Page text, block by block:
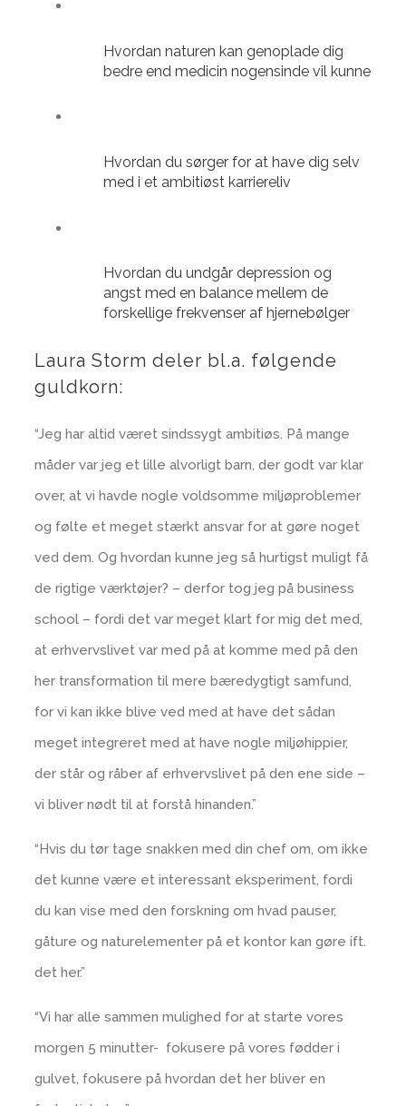
Hvordan naturen kan genoplade dig
bedre end medicin nogensinde vil kunne
Hvordan du sørger for at have dig selv
med i et ambitiøst karriereliv
Hvordan du undgår depression og
angst med en balance mellem de
forskellige frekvenser af hjernebølger
Laura Storm deler bl.a. følgende
guldkorn:
“Jeg har altid været sindssygt ambitiøs. På mange
måder var jeg et lille alvorligt barn, der godt var klar
over, at vi havde nogle voldsomme miljøproblemer
og følte et meget stærkt ansvar for at gøre noget
ved dem. Og hvordan kunne jeg så hurtigst muligt få
de rigtige værktøjer? – derfor tog jeg på business
school – fordi det var meget klart for mig det med,
at erhvervslivet var med på at komme med på den
her transformation til mere bæredygtigt samfund,
for vi kan ikke blive ved med at have det sådan
meget integreret med at have nogle miljøhippier,
der står og råber af erhvervslivet på den ene side –
vi bliver nødt til at forstå hinanden.”
“Hvis du tør tage snakken med din chef om, om ikke
det kunne være et interessant eksperiment, fordi
du kan vise med den forskning om hvad pauser,
gåture og naturelementer på et kontor kan gøre ift.
det her.”
“Vi har alle sammen mulighed for at starte vores
morgen 5 minutter- fokusere på vores fødder i
gulvet, fokusere på hvordan det her bliver en